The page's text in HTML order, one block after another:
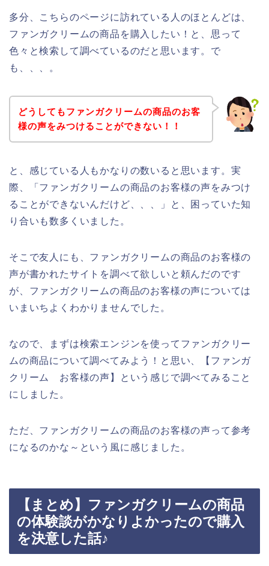
多分、こちらのページに訪れている人のほとんどは、
ファンガクリームの商品を購入したい！と、思って
色々と検索して調べているのだと思います。で
も、、、。
どうしてもファンガクリームの商品のお客
様の声をみつけることができない！！
と、感じている人もかなりの数いると思います。実
際、「ファンガクリームの商品のお客様の声をみつけ
ることができないんだけど、、、」と、困っていた知
り合いも数多くいました。
そこで友人にも、ファンガクリームの商品のお客様の
声が書かれたサイトを調べて欲しいと頼んだのです
が、ファンガクリームの商品のお客様の声については
いまいちよくわかりませんでした。
なので、まずは検索エンジンを使ってファンガクリー
ムの商品について調べてみよう！と思い、【ファンガ
クリーム お客様の声】という感じで調べてみること
にしました。
ただ、ファンガクリームの商品のお客様の声って参考
になるのかな～という風に感じました。
【まとめ】ファンガクリームの商品
の体験談がかなりよかったので購入
を決意した話♪